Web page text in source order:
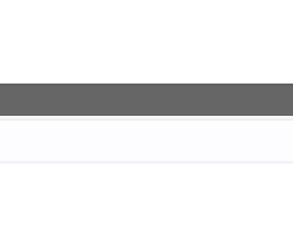
address and user-agent